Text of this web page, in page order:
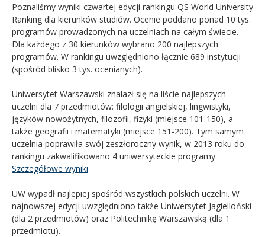
Poznaliśmy wyniki czwartej edycji rankingu QS World University
Ranking dla kierunków studiów. Ocenie poddano ponad 10 tys.
programów prowadzonych na uczelniach na całym świecie.
Dla każdego z 30 kierunków wybrano 200 najlepszych
programów. W rankingu uwzględniono łącznie 689 instytucji
(spośród blisko 3 tys. ocenianych).
Uniwersytet Warszawski znalazł się na liście najlepszych
uczelni dla 7 przedmiotów: filologii angielskiej, lingwistyki,
języków nowożytnych, filozofii, fizyki (miejsce 101-150), a
także geografii i matematyki (miejsce 151-200). Tym samym
uczelnia poprawiła swój zeszłoroczny wynik, w 2013 roku do
rankingu zakwalifikowano 4 uniwersyteckie programy.
Szczegółowe wyniki
UW wypadł najlepiej spośród wszystkich polskich uczelni. W
najnowszej edycji uwzględniono także Uniwersytet Jagielloński
(dla 2 przedmiotów) oraz Politechnikę Warszawską (dla 1
przedmiotu).